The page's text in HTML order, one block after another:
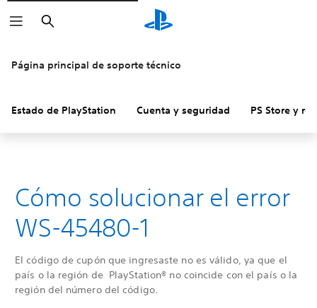
Buscar
Página principal de soporte técnico
Estado de PlayStation Cuenta y seguridad PS Store y
Cómo solucionar el error
WS-45480-1
El código de cupón que ingresaste no es válido, ya que el
país o la región de PlayStation® no coincide con el país o la
región del número del código.